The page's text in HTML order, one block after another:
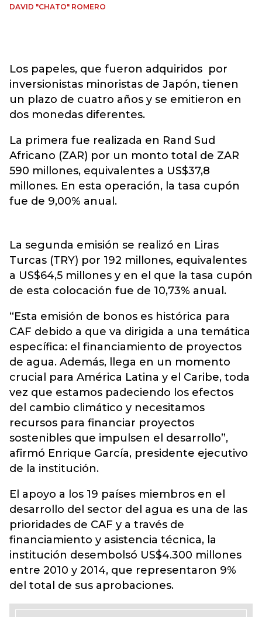
DAVID "CHATO" ROMERO
Los papeles, que fueron adquiridos por
inversionistas minoristas de Japón, tienen
un plazo de cuatro años y se emitieron en
dos monedas diferentes.
La primera fue realizada en Rand Sud
Africano (ZAR) por un monto total de ZAR
590 millones, equivalentes a US$37,8
millones. En esta operación, la tasa cupón
fue de 9,00% anual.
La segunda emisión se realizó en Liras
Turcas (TRY) por 192 millones, equivalentes
a US$64,5 millones y en el que la tasa cupón
de esta colocación fue de 10,73% anual.
“Esta emisión de bonos es histórica para
CAF debido a que va dirigida a una temática
específica: el financiamiento de proyectos
de agua. Además, llega en un momento
crucial para América Latina y el Caribe, toda
vez que estamos padeciendo los efectos
del cambio climático y necesitamos
recursos para financiar proyectos
sostenibles que impulsen el desarrollo”,
afirmó Enrique García, presidente ejecutivo
de la institución.
El apoyo a los 19 países miembros en el
desarrollo del sector del agua es una de las
prioridades de CAF y a través de
financiamiento y asistencia técnica, la
institución desembolsó US$4.300 millones
entre 2010 y 2014, que representaron 9%
del total de sus aprobaciones.